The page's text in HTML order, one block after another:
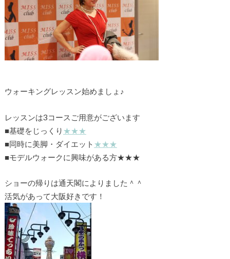
ウォーキングレッスン始めましょ♪
レッスンは3コースご用意がございます
■基礎をじっくり ★★★
■同時に美脚・ダイエット ★★★
■モデルウォークに興味がある方★★★
ショーの帰りは通天閣によりました＾＾
活気があって大阪好きです！